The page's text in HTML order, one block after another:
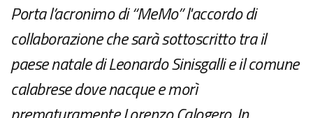
Porta l’acronimo di “MeMo” l'accordo di
collaborazione che sarà sottoscritto tra il
paese natale di Leonardo Sinisgalli e il comune
calabrese dove nacque e morì